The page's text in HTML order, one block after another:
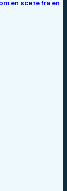
en scene fra en